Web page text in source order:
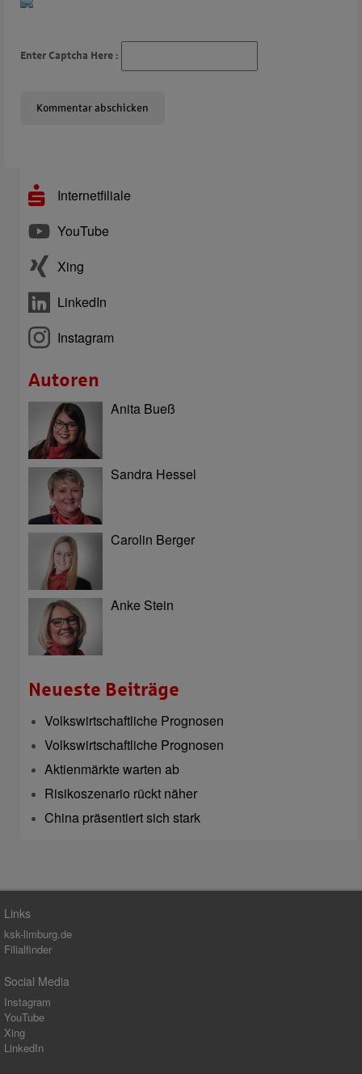
Enter Captcha Here :
Internetfiliale
YouTube
Xing
LinkedIn
Instagram
Autoren
Anita Bueß
Sandra Hessel
Carolin Berger
Anke Stein
Neueste Beiträge
Volkswirtschaftliche Prognosen
Volkswirtschaftliche Prognosen
Aktienmärkte warten ab
Risikoszenario rückt näher
China präsentiert sich stark
Links
ksk-limburg.de
Filialfinder
Social Media
Instagram
YouTube
Xing
LinkedIn